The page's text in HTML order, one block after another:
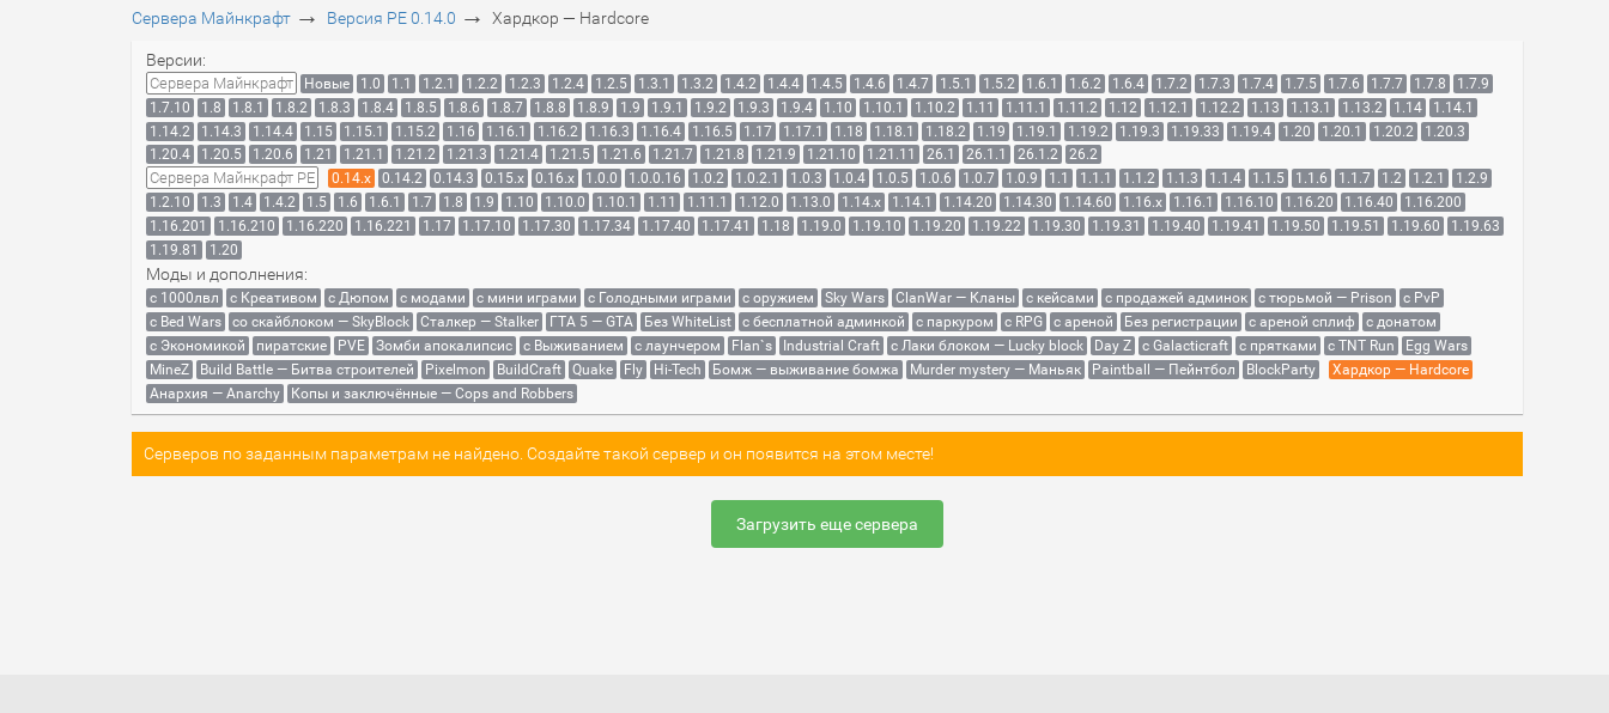
Сервера Майнкрафт → Версия PE 0.14.0 → Хардкор — Hardcore
Версии:
Сервера Майнкрафт Новые 1.0 1.1 1.2.1 1.2.2 1.2.3 1.2.4 1.2.5 1.3.1 1.3.2 1.4.2 1.4.4 1.4.5 1.4.6 1.4.7 1.5.1 1.5.2 1.6.1 1.6.2 1.6.4 1.7.2 1.7.3 1.7.4 1.7.5 1.7.6 1.7.7 1.7.8
1.7.9
1.7.10
1.8 1.8.1 1.8.2 1.8.3 1.8.4 1.8.5 1.8.6 1.8.7 1.8.8 1.8.9 1.9 1.9.1 1.9.2 1.9.3 1.9.4 1.10 1.10.1 1.10.2 1.11 1.11.1 1.11.2 1.12 1.12.1 1.12.2 1.13 1.13.1 1.13.2 1.14
1.14.1
1.14.2
1.14.3 1.14.4 1.15 1.15.1 1.15.2 1.16 1.16.1 1.16.2 1.16.3 1.16.4 1.16.5 1.17 1.17.1 1.18 1.18.1 1.18.2 1.19 1.19.1 1.19.2 1.19.3 1.19.33 1.19.4 1.20 1.20.1 1.20.2
1.20.3
1.20.4
1.20.5 1.20.6 1.21 1.21.1 1.21.2 1.21.3 1.21.4 1.21.5 1.21.6 1.21.7 1.21.8 1.21.9 1.21.10 1.21.11 26.1 26.1.1 26.1.2 26.2
Сервера Майнкрафт PE 0.14.x 0.14.2 0.14.3 0.15.x 0.16.x 1.0.0 1.0.0.16 1.0.2 1.0.2.1 1.0.3 1.0.4 1.0.5 1.0.6 1.0.7 1.0.9 1.1 1.1.1 1.1.2 1.1.3 1.1.4 1.1.5 1.1.6 1.1.7 1.2 1.2.1
1.2.9
1.2.10
1.3 1.4 1.4.2 1.5 1.6 1.6.1 1.7 1.8 1.9 1.10 1.10.0 1.10.1 1.11 1.11.1 1.12.0 1.13.0 1.14.x 1.14.1 1.14.20 1.14.30 1.14.60 1.16.x 1.16.1 1.16.10 1.16.20 1.16.40
1.16.200
1.16.201
1.16.210 1.16.220 1.16.221 1.17 1.17.10 1.17.30 1.17.34 1.17.40 1.17.41 1.18 1.19.0 1.19.10 1.19.20 1.19.22 1.19.30 1.19.31 1.19.40 1.19.41 1.19.50 1.19.51 1.19.60
1.19.63
1.19.81
1.20
Моды и дополнения:
с 1000лвл c Креативом с Дюпом с модами с мини играми с Голодными играми с оружием Sky Wars ClanWar — Кланы с кейсами с продажей админок с тюрьмой — Prison
с PvP
с Bed Wars
со скайблоком — SkyBlock Сталкер — Stalker ГТА 5 — GTA Без WhiteList с бесплатной админкой с паркуром с RPG с ареной Без регистрации с ареной сплиф
с донатом
с Экономикой
пиратские PVE Зомби апокалипсис с Выживанием с лаунчером Flan`s Industrial Craft с Лаки блоком — Lucky block Day Z с Galacticraft с прятками с TNT Run
Egg Wars
MineZ
Build Battle — Битва строителей Pixelmon BuildCraft Quake Fly Hi-Tech Бомж — выживание бомжа Murder mystery — Маньяк Paintball — Пейнтбол BlockParty
Хардкор — Hardcore
Анархия — Anarchy
Копы и заключённые — Cops and Robbers
Серверов по заданным параметрам не найдено. Создайте такой сервер и он появится на этом месте!
Загрузить еще сервера